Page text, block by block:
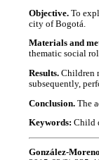
Objective. To
city of Bogotá.
Materials and
thematic social
Results. Children
subsequently,
Conclusion. The
Keywords: Child
González-